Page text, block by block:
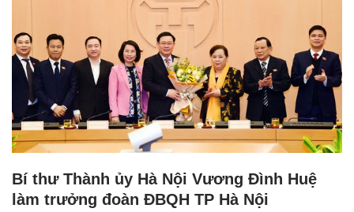
Bí thư Thành ủy Hà Nội Vương Đình Huệ
làm trưởng đoàn ĐBQH TP Hà Nội